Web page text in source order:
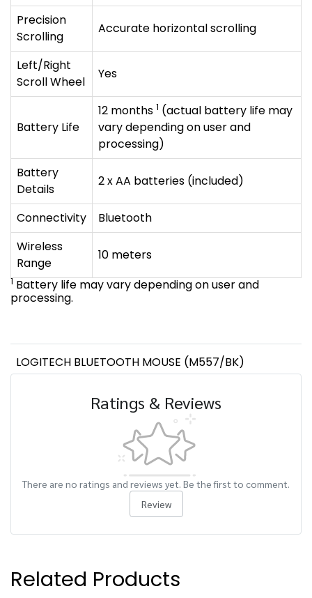
Precision
Scrolling
Accurate horizontal scrolling
Left/Right
Scroll Wheel
Yes
Battery Life
12 months 1 (actual battery life may
vary depending on user and
processing)
Battery
Details
2 x AA batteries (included)
Connectivity
Bluetooth
Wireless
Range
10 meters
1 Battery life may vary depending on user and
processing.
LOGITECH BLUETOOTH MOUSE (M557/BK)
Ratings & Reviews
There are no ratings and reviews yet. Be the first to comment.
Review
Related Products